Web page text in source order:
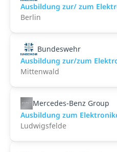
Ausbildung zur/ zum
Berlin
Bundeswehr
Ausbildung zur/zum
Mittenwald
Mercedes-Benz Group
Ausbildung zum
Ludwigsfelde